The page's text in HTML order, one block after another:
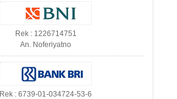
Rek : 1226714751
An. Noferiyatno
Rek : 6739-01-034724-53-6